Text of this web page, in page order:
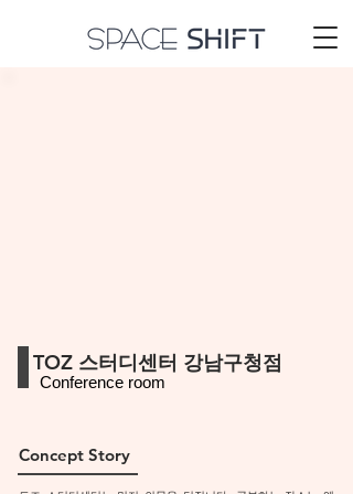
TOZ 스터디센터 ​강남구청점
Conference room
Concept Story